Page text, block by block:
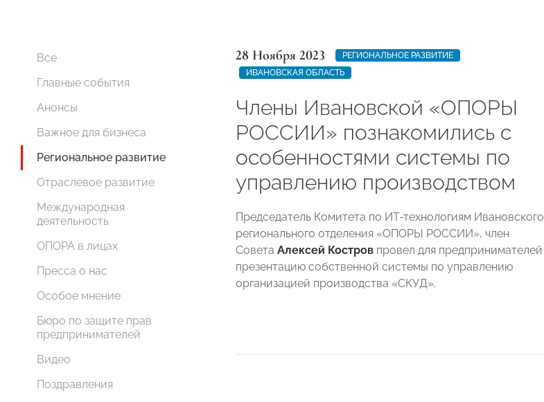
Все
Главные события
Анонсы
Важное для бизнеса
Региональное развитие
Отраслевое развитие
Международная
деятельность
ОПОРА в лицах
Пресса о нас
Особое мнение
Бюро по защите прав
предпринимателей
Видео
Поздравления
28 Ноября 2023
РЕГИОНАЛЬНОЕ РАЗВИТИЕ
ИВАНОВСКАЯ ОБЛАСТЬ
Члены Ивановской «ОПОРЫ
РОССИИ» познакомились с
особенностями системы по
управлению производством
Председатель Комитета по ИТ-технологиям Ивановского
регионального отделения «ОПОРЫ РОССИИ», член
Совета Алексей Костров провел для предпринимателей
презентацию собственной системы по управлению
организацией производства «СКУД».